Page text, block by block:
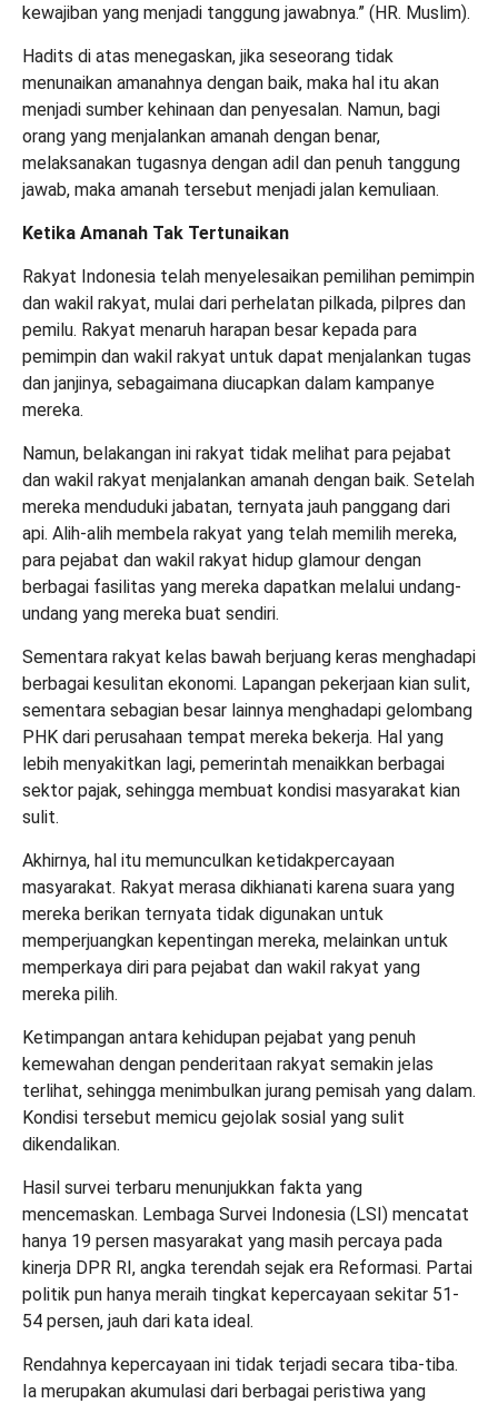
kewajiban yang menjadi tanggung jawabnya.” (HR. Muslim).
Hadits di atas menegaskan, jika seseorang tidak
menunaikan amanahnya dengan baik, maka hal itu akan
menjadi sumber kehinaan dan penyesalan. Namun, bagi
orang yang menjalankan amanah dengan benar,
melaksanakan tugasnya dengan adil dan penuh tanggung
jawab, maka amanah tersebut menjadi jalan kemuliaan.
Ketika Amanah Tak Tertunaikan
Rakyat Indonesia telah menyelesaikan pemilihan pemimpin
dan wakil rakyat, mulai dari perhelatan pilkada, pilpres dan
pemilu. Rakyat menaruh harapan besar kepada para
pemimpin dan wakil rakyat untuk dapat menjalankan tugas
dan janjinya, sebagaimana diucapkan dalam kampanye
mereka.
Namun, belakangan ini rakyat tidak melihat para pejabat
dan wakil rakyat menjalankan amanah dengan baik. Setelah
mereka menduduki jabatan, ternyata jauh panggang dari
api. Alih-alih membela rakyat yang telah memilih mereka,
para pejabat dan wakil rakyat hidup glamour dengan
berbagai fasilitas yang mereka dapatkan melalui undang-
undang yang mereka buat sendiri.
Sementara rakyat kelas bawah berjuang keras menghadapi
berbagai kesulitan ekonomi. Lapangan pekerjaan kian sulit,
sementara sebagian besar lainnya menghadapi gelombang
PHK dari perusahaan tempat mereka bekerja. Hal yang
lebih menyakitkan lagi, pemerintah menaikkan berbagai
sektor pajak, sehingga membuat kondisi masyarakat kian
sulit.
Akhirnya, hal itu memunculkan ketidakpercayaan
masyarakat. Rakyat merasa dikhianati karena suara yang
mereka berikan ternyata tidak digunakan untuk
memperjuangkan kepentingan mereka, melainkan untuk
memperkaya diri para pejabat dan wakil rakyat yang
mereka pilih.
Ketimpangan antara kehidupan pejabat yang penuh
kemewahan dengan penderitaan rakyat semakin jelas
terlihat, sehingga menimbulkan jurang pemisah yang dalam.
Kondisi tersebut memicu gejolak sosial yang sulit
dikendalikan.
Hasil survei terbaru menunjukkan fakta yang
mencemaskan. Lembaga Survei Indonesia (LSI) mencatat
hanya 19 persen masyarakat yang masih percaya pada
kinerja DPR RI, angka terendah sejak era Reformasi. Partai
politik pun hanya meraih tingkat kepercayaan sekitar 51-
54 persen, jauh dari kata ideal.
Rendahnya kepercayaan ini tidak terjadi secara tiba-tiba.
Ia merupakan akumulasi dari berbagai peristiwa yang